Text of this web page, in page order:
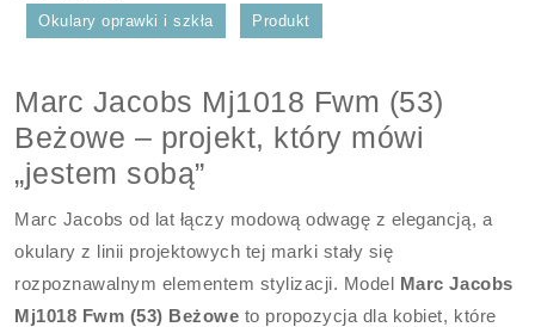
Okulary oprawki i szkła Produkt
Marc Jacobs Mj1018 Fwm (53)
Beżowe – projekt, który mówi
„jestem sobą”
Marc Jacobs od lat łączy modową odwagę z elegancją, a
okulary z linii projektowych tej marki stały się
rozpoznawalnym elementem stylizacji. Model Marc Jacobs
Mj1018 Fwm (53) Beżowe to propozycja dla kobiet, które